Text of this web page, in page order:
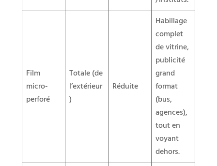
Film
micro-
perforé
Totale (de
l’extérieur
)
Réduite
Habillage
complet
de vitrine,
publicité
grand
format
(bus,
agences),
tout en
voyant
dehors.